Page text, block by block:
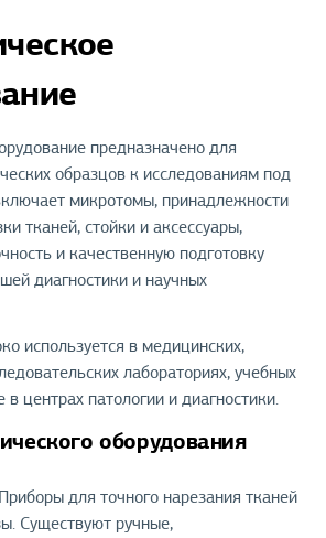
предназначено для
образцов к исследованиям под
микротомы, принадлежности
тканей, стойки и аксессуары,
и качественную подготовку
диагностики и научных
используется в медицинских,
лабораториях, учебных
центрах патологии и диагностики.
оборудования
Приборы для точного нарезания тканей
Существуют ручные,